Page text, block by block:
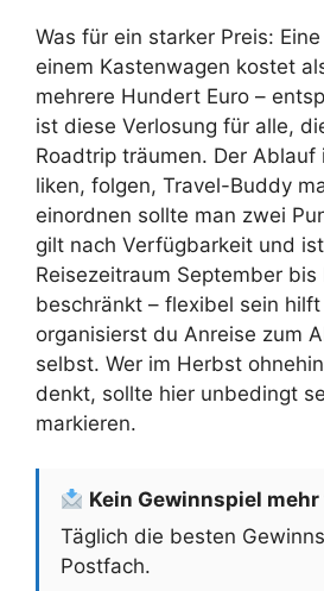
Was für ein starker Preis:
einem Kastenwagen kostet
mehrere Hundert Euro –
ist diese Verlosung für alle,
Roadtrip träumen. Der
liken, folgen, Travel-Buddy
einordnen sollte man zwei
gilt nach Verfügbarkeit und
Reisezeitraum September bis
beschränkt – flexibel sein
organisierst du Anreise zum
selbst. Wer im Herbst
denkt, sollte hier unbedingt
markieren.
Kein Gewinnspiel
Täglich die besten
Postfach.